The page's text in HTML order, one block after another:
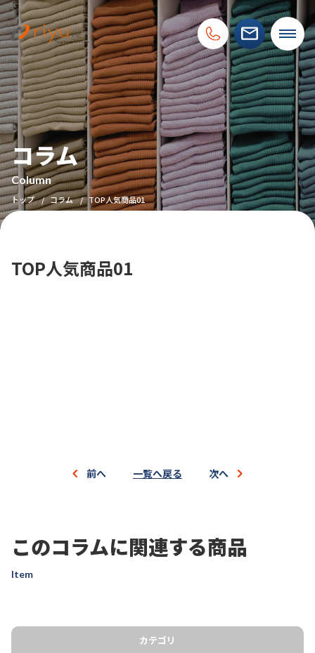
コラム
Column
トップ コラム TOP人気商品01
TOP人気商品01
前へ 一覧へ戻る 次へ
このコラムに関連する商品
Item
カテゴリ